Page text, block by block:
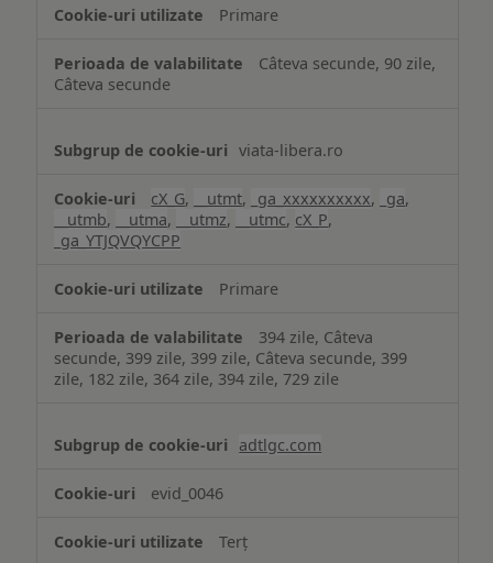
Primare
Câteva secunde, 90 zile,
Câteva secunde
viata-libera.ro
cX_G, __utmt, _ga_xxxxxxxxxx, _ga,
__utmb, __utma, __utmz, __utmc, cX_P,
_ga_YTJQVQYCPP
Primare
394 zile, Câteva
secunde, 399 zile, 399 zile, Câteva secunde, 399
zile, 182 zile, 364 zile, 394 zile, 729 zile
adtlgc.com
evid_0046
Terț